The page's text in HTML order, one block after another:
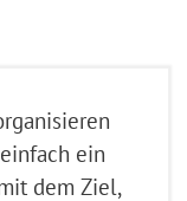
ein
dem Ziel,